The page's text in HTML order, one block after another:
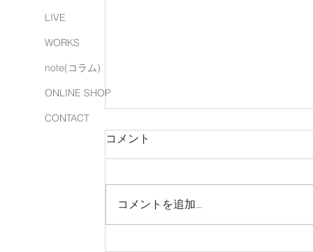
LIVE
WORKS
note(コラム)
ONLINE SHOP
CONTACT
コメント
コメントを追加…